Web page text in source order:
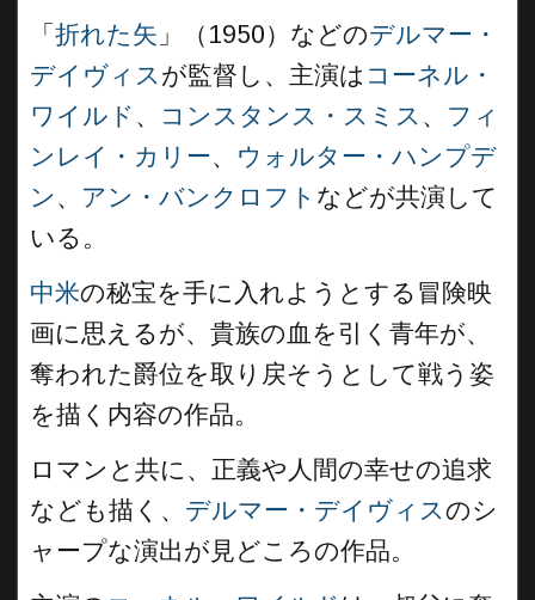
「 折れた矢 」（1950）などのデルマー・
デイヴィスが監督し、主演は コーネル・
ワイルド 、 コンスタンス・スミス 、 フィ
ンレイ・カリー、 ウォルター・ハンプデ
ン 、 アン・バンクロフト などが共演して
いる。
中米の秘宝を手に入れようとする冒険映
画に思えるが、貴族の血を引く青年が、
奪われた爵位を取り戻そうとして戦う姿
を描く内容の作品。
ロマンと共に、正義や人間の幸せの追求
なども描く、 デルマー・デイヴィスのシ
ャープな演出が見どころの作品。